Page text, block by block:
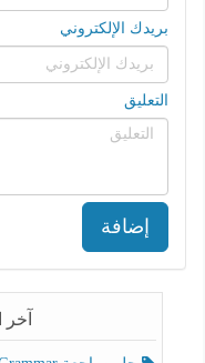
بريدك الإلكتروني
التعليق
إضافة